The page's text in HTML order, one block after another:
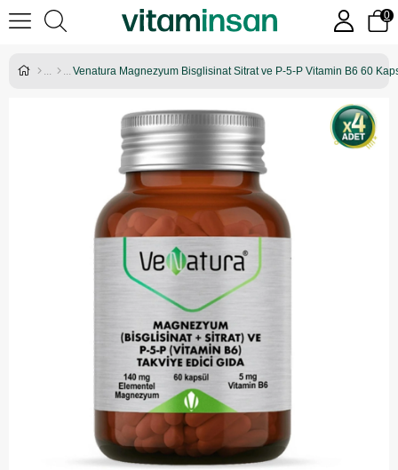
0
Venatura Magnezyum Bisglisinat Sitrat ve P-5-P Vitamin B6 60